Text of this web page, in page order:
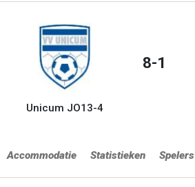
Unicum JO13-4
8-1
Accommodatie Statistieken Spelers